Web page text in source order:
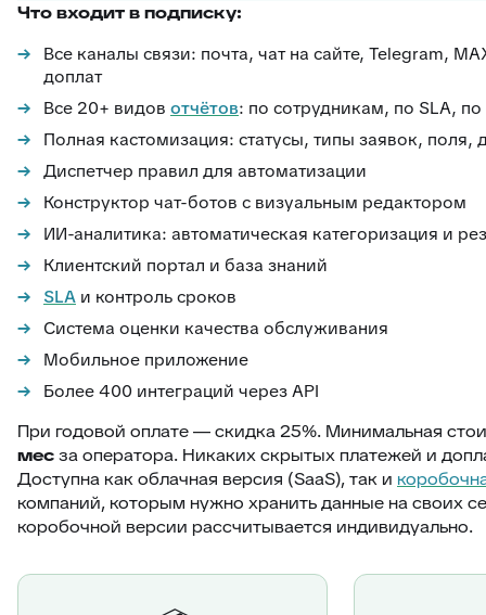
Что входит в подписку:
Все каналы связи: почта, чат на сайте, Telegram,
доплат
Все 20+ видов отчётов: по сотрудникам, по SLA,
Полная кастомизация: статусы, типы заявок, поля,
Диспетчер правил для автоматизации
Конструктор чат-ботов с визуальным редактором
ИИ-аналитика: автоматическая категоризация и
Клиентский портал и база знаний
SLA и контроль сроков
Система оценки качества обслуживания
Мобильное приложение
Более 400 интеграций через API
При годовой оплате — скидка 25%. Минимальная
месза оператора. Никаких скрытых платежей и
Доступна как облачная версия (SaaS), так и
компаний, которым нужно хранить данные на своих
коробочной версии рассчитывается индивидуально.